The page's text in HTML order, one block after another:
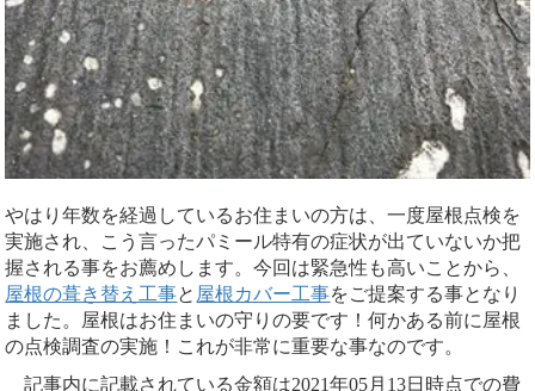
やはり年数を経過しているお住まいの方は、一度屋根点検を
実施され、こう言ったパミール特有の症状が出ていないか把
握される事をお薦めします。今回は緊急性も高いことから、
屋根の葺き替え工事と 屋根カバー工事をご提案する事となり
ました。屋根はお住まいの守りの要です！何かある前に屋根
の点検調査の実施！これが非常に重要な事なのです。
記事内に記載されている金額は2021年05月13日時点での費